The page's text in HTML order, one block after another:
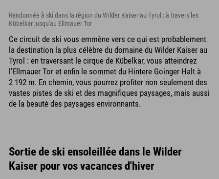
Randonnée à ski dans la région du Wilder Kaiser au Tyrol : à travers les
Kübelkar jusqu'au Ellmauer Tor
Ce circuit de ski vous emmène vers ce qui est probablement
la destination la plus célèbre du domaine du Wilder Kaiser au
Tyrol : en traversant le cirque de Kübelkar, vous atteindrez
l’Ellmauer Tor et enfin le sommet du Hintere Goinger Halt à
2 192 m. En chemin, vous pourrez profiter non seulement des
vastes pistes de ski et des magnifiques paysages, mais aussi
de la beauté des paysages environnants.
Sortie de ski ensoleillée dans le Wilder
Kaiser pour vos vacances d'hiver